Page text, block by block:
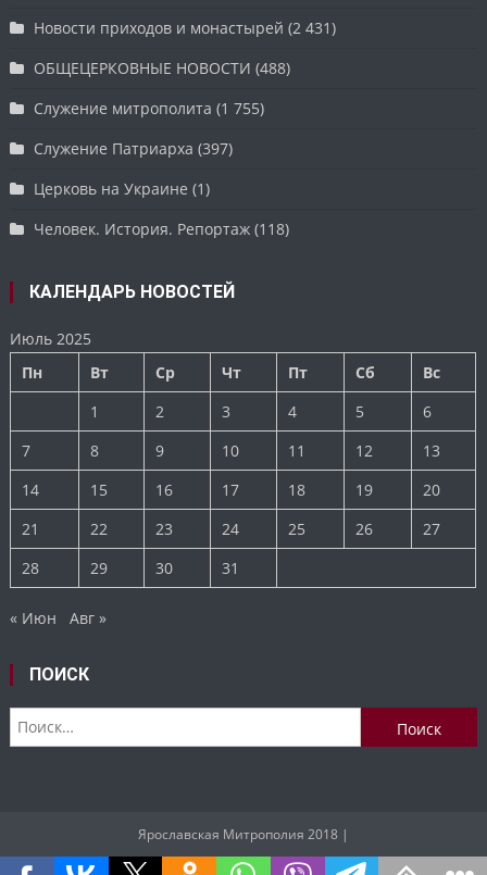
Новости приходов и монастырей (2 431)
ОБЩЕЦЕРКОВНЫЕ НОВОСТИ (488)
Служение митрополита (1 755)
Служение Патриарха (397)
Церковь на Украине (1)
Человек. История. Репортаж (118)
КАЛЕНДАРЬ НОВОСТЕЙ
Июль 2025
Пн
Вт Ср Чт Пт Сб
Вс
1
2 3 4 5
6
7
8 9 10 11 12
13
14
15 16 17 18 19
20
21
22 23 24 25 26
27
28
29 30 31
« Июн Авг »
ПОИСК
Найти:
Ярославская Митрополия 2018 |